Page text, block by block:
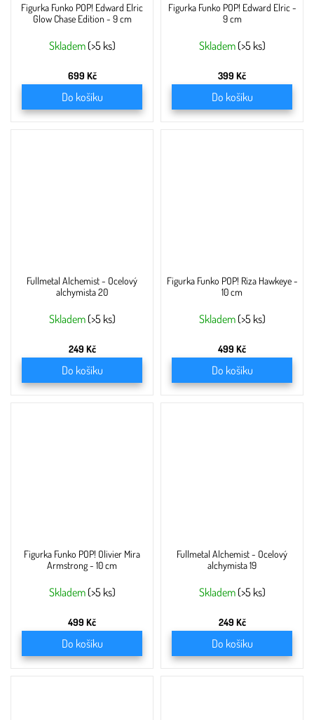
Figurka Funko POP! Edward Elric
Glow Chase Edition - 9 cm
Skladem (>5 ks)
699 Kč
Do košíku
Figurka Funko POP! Edward Elric -
9 cm
Skladem (>5 ks)
399 Kč
Do košíku
Fullmetal Alchemist - Ocelový
alchymista 20
Skladem (>5 ks)
249 Kč
Do košíku
Figurka Funko POP! Riza Hawkeye -
10 cm
Skladem (>5 ks)
499 Kč
Do košíku
Figurka Funko POP! Olivier Mira
Armstrong - 10 cm
Skladem (>5 ks)
499 Kč
Do košíku
Fullmetal Alchemist - Ocelový
alchymista 19
Skladem (>5 ks)
249 Kč
Do košíku